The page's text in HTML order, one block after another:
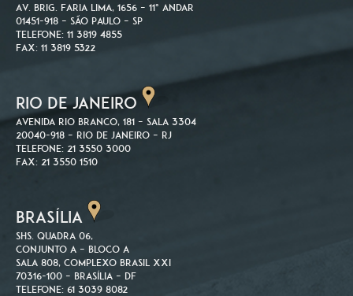
Av. Brig. Faria Lima, 1656 – 11º andar
01451-918 – São Paulo – SP
Telefone: 11 3819 4855
Fax: 11 3819 5322
RIO DE JANEIRO
Avenida Rio Branco, 181 – Sala 3304
20040-918 – Rio de Janeiro – RJ
Telefone: 21 3550 3000
Fax: 21 3550 1510
BRASÍLIA
SHS. Quadra 06,
Conjunto A – Bloco A
Sala 808, Complexo Brasil XXI
70316-100 – Brasília – DF
Telefone: 61 3039 8082